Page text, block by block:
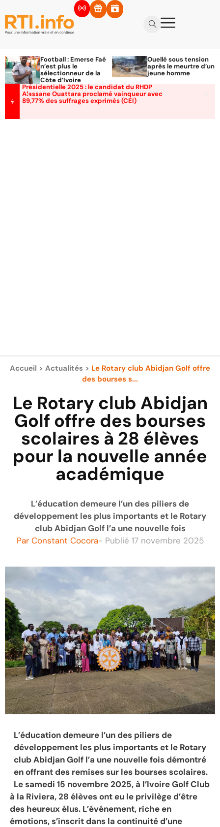
Football : Emerse Faé
n’est plus le
sélectionneur de la
Côte d’Ivoire
Ouellé sous tension
après le meurtre d’un
jeune homme
Présidentielle 2025 : le candidat du RHDP
Alassane Ouattara proclamé vainqueur avec
89,77% des suffrages exprimés (CEI)
Accueil > Actualités > Le Rotary club Abidjan Golf offre
des bourses s...
Le Rotary club Abidjan
Golf offre des bourses
scolaires à 28 élèves
pour la nouvelle année
académique
L’éducation demeure l’un des piliers de
développement les plus importants et le Rotary
club Abidjan Golf l’a une nouvelle fois
Par Constant Cocora- Publié 17 novembre 2025
L’éducation demeure l’un des piliers de
développement les plus importants et le Rotary
club Abidjan Golf l’a une nouvelle fois démontré
en offrant des remises sur les bourses scolaires.
Le samedi 15 novembre 2025, à l’Ivoire Golf Club
à la Riviera, 28 élèves ont eu le privilège d’être
des heureux élus. L’événement, riche en
émotions, s’inscrit dans la continuité d’une